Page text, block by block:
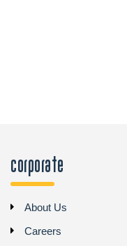
Corporate
About Us
Careers